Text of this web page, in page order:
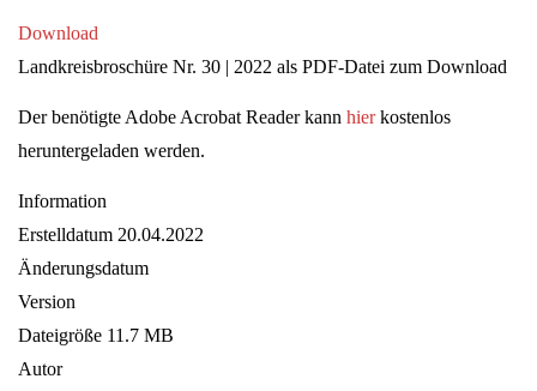
Download
Landkreisbroschüre Nr. 30 | 2022 als PDF-Datei zum Download
Der benötigte Adobe Acrobat Reader kann hierkostenlos
heruntergeladen werden.
Information
Erstelldatum 20.04.2022
Änderungsdatum
Version
Dateigröße 11.7 MB
Autor